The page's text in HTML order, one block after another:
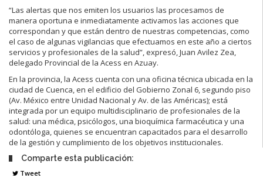
“Las alertas que nos emiten los usuarios las procesamos de
manera oportuna e inmediatamente activamos las acciones que
correspondan y que están dentro de nuestras competencias, como
el caso de algunas vigilancias que efectuamos en este año a ciertos
servicios y profesionales de la salud”, expresó, Juan Avilez Zea,
delegado Provincial de la Acess en Azuay.
En la provincia, la Acess cuenta con una oficina técnica ubicada en la
ciudad de Cuenca, en el edificio del Gobierno Zonal 6, segundo piso
(Av. México entre Unidad Nacional y Av. de las Américas); está
integrada por un equipo multidisciplinario de profesionales de la
salud: una médica, psicólogos, una bioquímica farmacéutica y una
odontóloga, quienes se encuentran capacitados para el desarrollo
de la gestión y cumplimiento de los objetivos institucionales.
Comparte esta publicación:
Tweet